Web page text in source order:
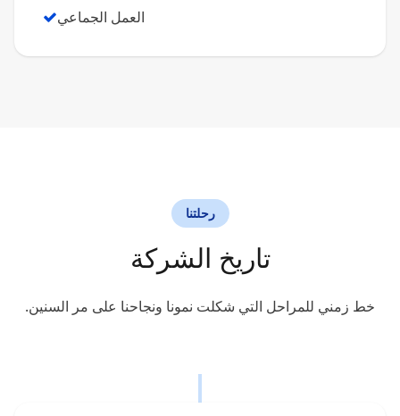
العمل الجماعي
رحلتنا
تاريخ الشركة
خط زمني للمراحل التي شكلت نمونا ونجاحنا على مر السنين.